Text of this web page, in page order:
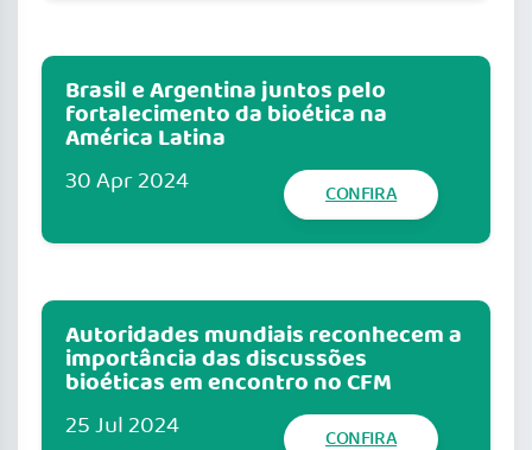
Brasil e Argentina juntos pelo
fortalecimento da bioética na
América Latina
30 Apr 2024 CONFIRA
Autoridades mundiais reconhecem a
importância das discussões
bioéticas em encontro no CFM
25 Jul 2024 CONFIRA